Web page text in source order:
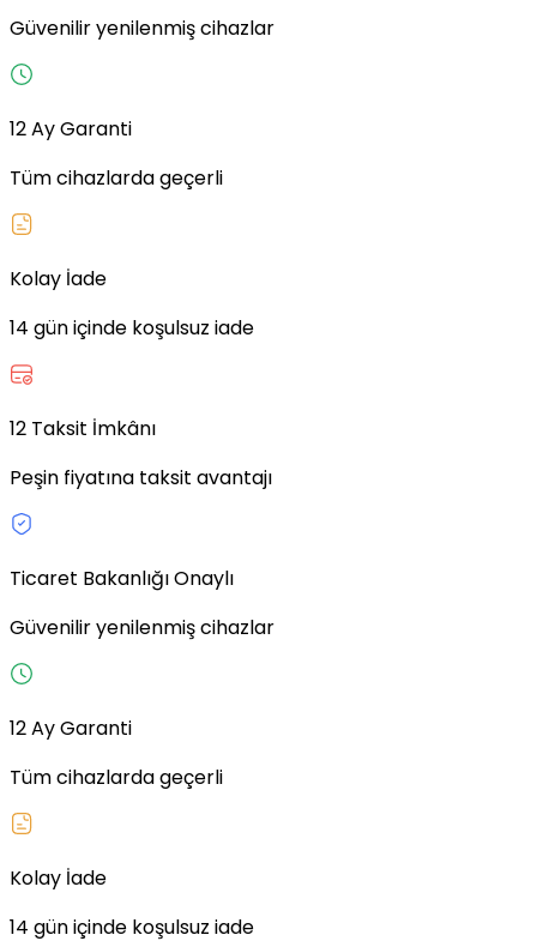
Güvenilir yenilenmiş cihazlar
12 Ay Garanti
Tüm cihazlarda geçerli
Kolay İade
14 gün içinde koşulsuz iade
12 Taksit İmkânı
Peşin fiyatına taksit avantajı
Ticaret Bakanlığı Onaylı
Güvenilir yenilenmiş cihazlar
12 Ay Garanti
Tüm cihazlarda geçerli
Kolay İade
14 gün içinde koşulsuz iade